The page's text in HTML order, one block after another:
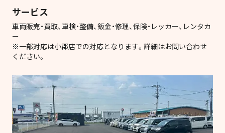
サービス
車両販売・買取、車検・整備、鈑金・修理、保険・レッカー、レンタカ
ー
※一部対応は小郡店での対応となります。詳細はお問い合わせ
ください。